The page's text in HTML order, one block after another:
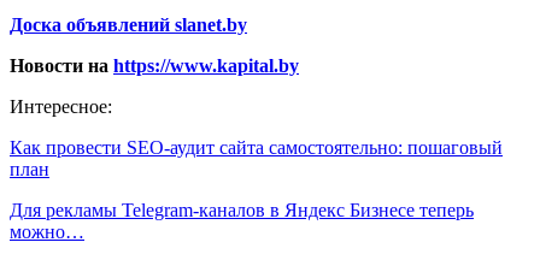
Доска объявлений slanet.by
Новости на https://www.kapital.by
Интересное:
Как провести SEO-аудит сайта самостоятельно: пошаговый
план
Для рекламы Telegram-каналов в Яндекс Бизнесе теперь
можно…